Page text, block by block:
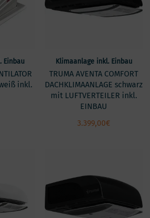
Einbau
inkl.
Klimaanlage inkl. Einbau
TRUMA AVENTA COMFORT
DACHKLIMAANLAGE schwarz
mit LUFTVERTEILER inkl.
EINBAU
3.399,00€